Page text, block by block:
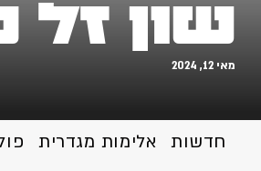
שון
מאי 12, 2024
חדשות אלימות מגדרית